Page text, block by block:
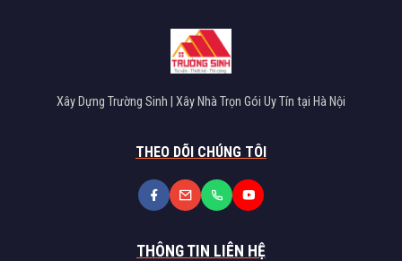
Xây Dựng Trường Sinh | Xây Nhà Trọn Gói Uy Tín tại Hà Nội
THEO DÕI CHÚNG TÔI
THÔNG TIN LIÊN HỆ